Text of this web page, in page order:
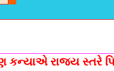
કન્યાએ રાજ્ય સ્તરે